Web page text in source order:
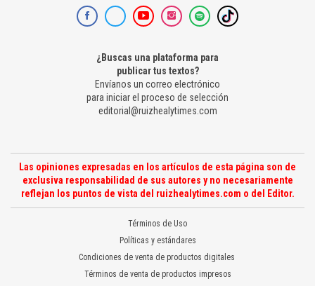
¿Buscas una plataforma para
publicar tus textos?
Envíanos un correo electrónico
para iniciar el proceso de selección
editorial@ruizhealytimes.com
Las opiniones expresadas en los artículos de esta página son de
exclusiva responsabilidad de sus autores y no necesariamente
reflejan los puntos de vista del ruizhealytimes.com o del Editor.
Términos de Uso
Políticas y estándares
Condiciones de venta de productos digitales
Términos de venta de productos impresos